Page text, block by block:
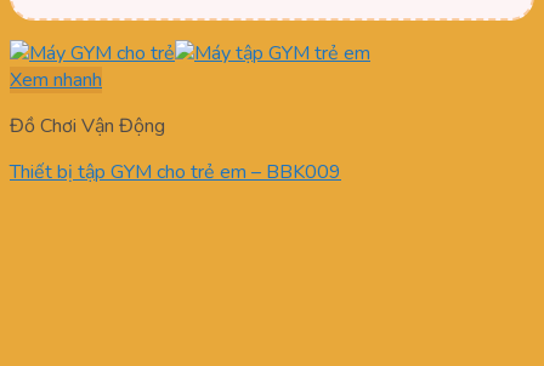
Xem nhanh
Đồ Chơi Vận Động
Thiết bị tập GYM cho trẻ em – BBK009